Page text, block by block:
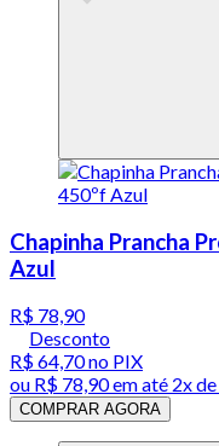
Chapinha Prancha
Azul
R$ 78,90
Desconto
R$ 64,70no PIX
ou R$ 78,90em até 2x
COMPRAR AGORA